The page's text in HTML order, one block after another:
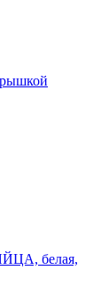
белая,